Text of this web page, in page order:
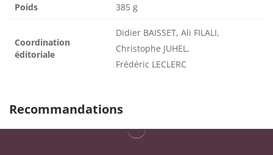
Poids 385 g
Coordination
éditoriale
Didier BAISSET, Ali FILALI,
Christophe JUHEL,
Frédéric LECLERC
Recommandations